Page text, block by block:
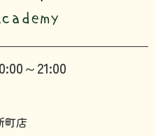
～21:00
町店